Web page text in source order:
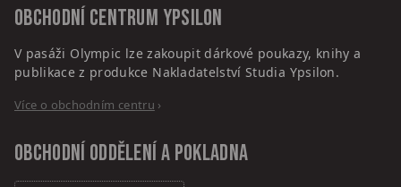
Obchodní centrum Ypsilon
V pasáži Olympic lze zakoupit dárkové poukazy, knihy a
publikace z produkce Nakladatelství Studia Ypsilon.
Více o obchodním centru ›
Obchodní oddělení a pokladna